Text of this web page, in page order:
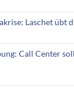
Laschet übt
Call Center